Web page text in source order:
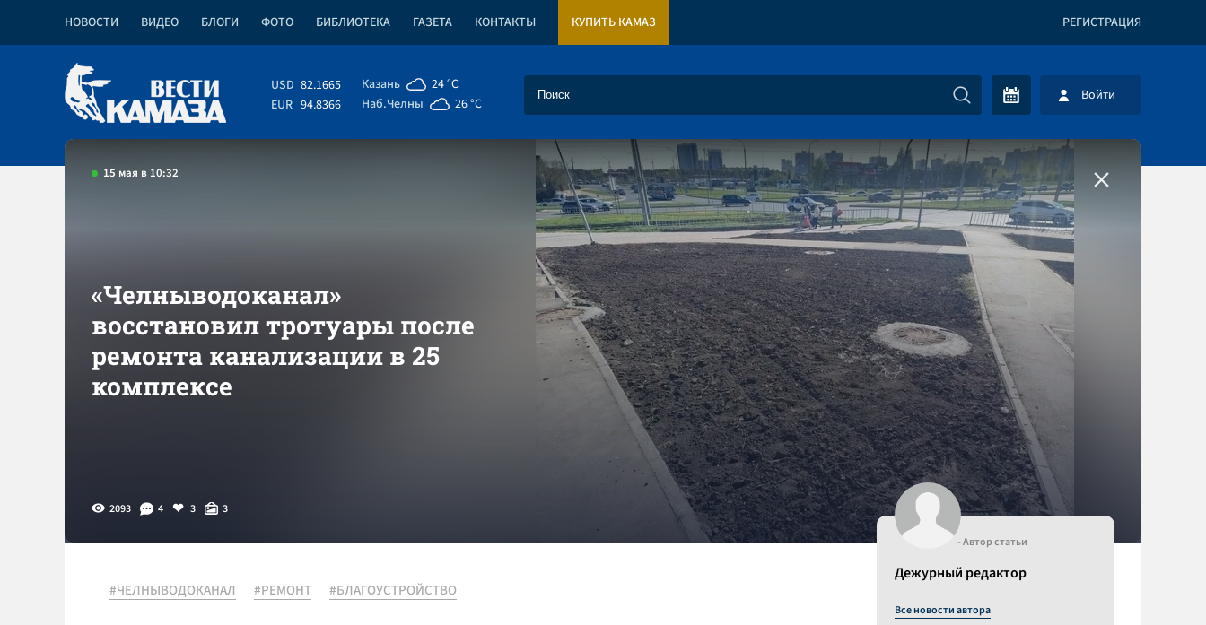
НОВОСТИ ВИДЕО БЛОГИ ФОТО БИБЛИОТЕКА ГАЗЕТА КОНТАКТЫ КУПИТЬ КАМАЗ РЕГИСТРАЦИЯ
USD 82.1665
EUR 94.8366
Казань
24 °C
Наб.Челны
26 °C Войти
15 мая в 10:32
«Челныводоканал»
восстановил тротуары после
ремонта канализации в 25
комплексе
2093 4 3 3
#ЧЕЛНЫВОДОКАНАЛ #РЕМОНТ #БЛАГОУСТРОЙСТВО
- Автор статьи
Дежурный редактор
Все новости автора